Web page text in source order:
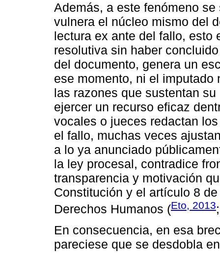
Además, a este fenómeno
vulnera el núcleo mismo del
lectura ex ante del fallo, esto
resolutiva sin haber
del documento, genera un
ese momento, ni el
las razones que sustentan
ejercer un recurso eficaz
vocales o jueces redactan
el fallo, muchas veces
a lo ya anunciado
la ley procesal, contradice
transparencia y motivación
Constitución y el artículo 8
Derechos Humanos (Eto, 2013
En consecuencia, en esa
pareciese que se desdobla